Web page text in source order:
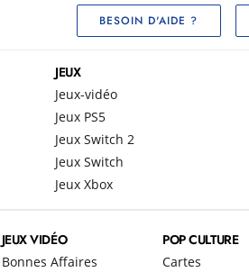
BESOIN D'AIDE ?
JEUX
Jeux-vidéo
Jeux PS5
Jeux Switch 2
Jeux Switch
Jeux Xbox
JEUX VIDÉO
Bonnes Affaires
POP CULTURE
Cartes